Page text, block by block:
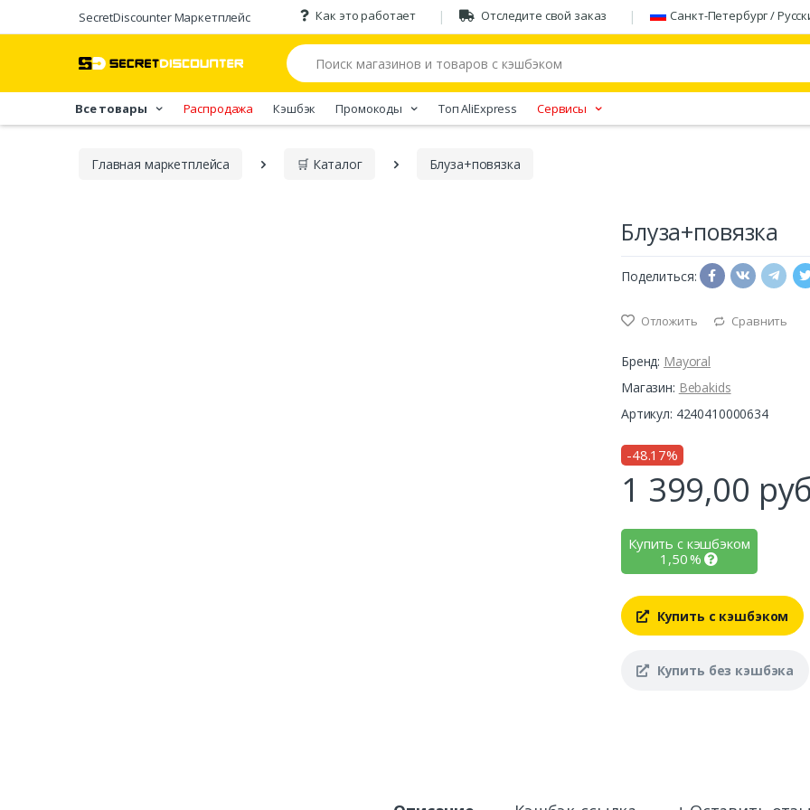
SecretDiscounter Маркетплейс Как это работает Отследите свой заказ Санкт-Петербург /
Все товары Распродажа Кэшбэк Промокоды Tоп AliExpress Сервисы
Главная марĸетплейса 🛒 Каталог Блуза+повязка
Блуза+повязка
Поделиться:
Отложить Сравнить
Бренд: Mayoral
Магазин: Bebakids
Артикул: 4240410000634
-48.17%
1 399,00
Купить с кэшбэком
1,50%
Купить с кэшбэком
Купить без кэшбэка